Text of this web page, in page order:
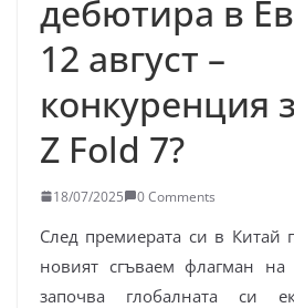
дебютира в
12 август –
конкуренция
Z Fold 7?
18/07/2025 0 Comments
След премиерата си в Китай
новият сгъваем флагман
започва глобалната си